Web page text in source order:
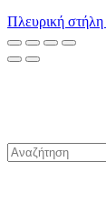
Πλευρική στήλη